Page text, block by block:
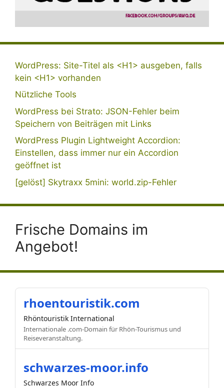
WordPress: Site-Titel als <H1> ausgeben, falls
kein <H1> vorhanden
Nützliche Tools
WordPress bei Strato: JSON-Fehler beim
Speichern von Beiträgen mit Links
WordPress Plugin Lightweight Accordion:
Einstellen, dass immer nur ein Accordion
geöffnet ist
[gelöst] Skytraxx 5mini: world.zip-Fehler
Frische Domains im
Angebot!
rhoentouristik.com
Rhöntouristik International
Internationale .com-Domain für Rhön-Tourismus und
Reiseveranstaltung.
schwarzes-moor.info
Schwarzes Moor Info